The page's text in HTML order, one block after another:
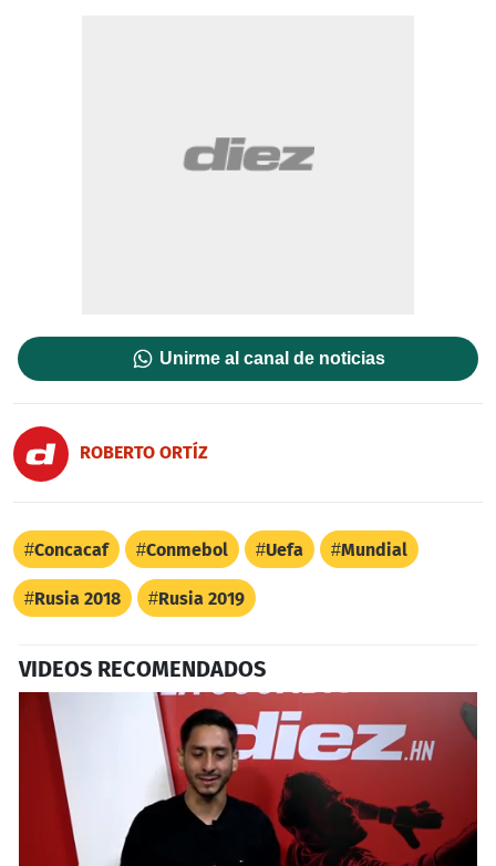
Unirme al canal de noticias
ROBERTO ORTÍZ
Concacaf Conmebol Uefa Mundial
Rusia 2018 Rusia 2019
VIDEOS RECOMENDADOS